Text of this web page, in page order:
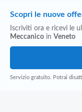
Scopri le nuove
Iscriviti ora e ricevi le
Meccanico in Veneto
Servizio gratuito. Potrai